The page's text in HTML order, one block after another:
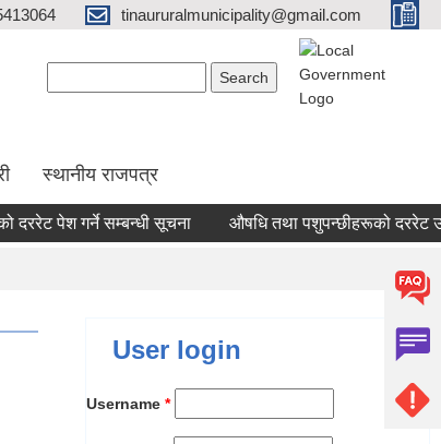
tinaururalmunicipality@gmail.com
स्थानीय राजपत्र
दररेट पेश गर्ने सम्बन्धी सूचना औषधि तथा पशुपन्छीहरूको दररेट
User login
Username *